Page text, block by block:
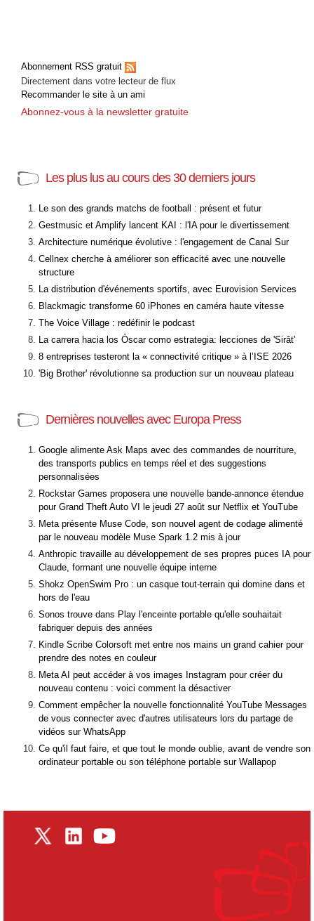
Abonnement RSS gratuit
Directement dans votre lecteur de flux
Recommander le site à un ami
Abonnez-vous à la newsletter gratuite
Les plus lus au cours des 30 derniers jours
Le son des grands matchs de football : présent et futur
Gestmusic et Amplify lancent KAI : l'IA pour le divertissement
Architecture numérique évolutive : l'engagement de Canal Sur
Cellnex cherche à améliorer son efficacité avec une nouvelle
structure
La distribution d'événements sportifs, avec Eurovision Services
Blackmagic transforme 60 iPhones en caméra haute vitesse
The Voice Village : redéfinir le podcast
La carrera hacia los Óscar como estrategia: lecciones de 'Sirât'
8 entreprises testeront la « connectivité critique » à l’ISE 2026
'Big Brother' révolutionne sa production sur un nouveau plateau
Dernières nouvelles avec Europa Press
Google alimente Ask Maps avec des commandes de nourriture,
des transports publics en temps réel et des suggestions
personnalisées
Rockstar Games proposera une nouvelle bande-annonce étendue
pour Grand Theft Auto VI le jeudi 27 août sur Netflix et YouTube
Meta présente Muse Code, son nouvel agent de codage alimenté
par le nouveau modèle Muse Spark 1.2 mis à jour
Anthropic travaille au développement de ses propres puces IA pour
Claude, formant une nouvelle équipe interne
Shokz OpenSwim Pro : un casque tout-terrain qui domine dans et
hors de l'eau
Sonos trouve dans Play l'enceinte portable qu'elle souhaitait
fabriquer depuis des années
Kindle Scribe Colorsoft met entre nos mains un grand cahier pour
prendre des notes en couleur
Meta AI peut accéder à vos images Instagram pour créer du
nouveau contenu : voici comment la désactiver
Comment empêcher la nouvelle fonctionnalité YouTube Messages
de vous connecter avec d'autres utilisateurs lors du partage de
vidéos sur WhatsApp
Ce qu'il faut faire, et que tout le monde oublie, avant de vendre son
ordinateur portable ou son téléphone portable sur Wallapop